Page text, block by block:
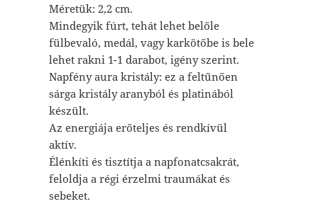
Méretük: 2,2 cm.
Mindegyik fúrt, tehát lehet belőle
fülbevaló, medál, vagy karkötőbe is bele
lehet rakni 1-1 darabot, igény szerint.
Napfény aura kristály: ez a feltűnően
sárga kristály aranyból és platinából
készült.
Az energiája erőteljes és rendkívül
aktív.
Élénkíti és tisztítja a napfonatcsakrát,
feloldja a régi érzelmi traumákat és
sebeket.